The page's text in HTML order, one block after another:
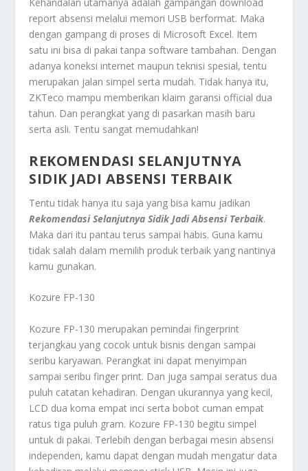
report absensi melalui memori USB berformat. Maka
dengan gampang di proses di Microsoft Excel. Item
satu ini bisa di pakai tanpa software tambahan. Dengan
adanya koneksi internet maupun teknisi spesial, tentu
merupakan jalan simpel serta mudah. Tidak hanya itu,
ZKTeco mampu memberikan klaim garansi official dua
tahun. Dan perangkat yang di pasarkan masih baru
serta asli. Tentu sangat memudahkan!
REKOMENDASI SELANJUTNYA
SIDIK JADI ABSENSI TERBAIK
Tentu tidak hanya itu saja yang bisa kamu jadikan
Rekomendasi Selanjutnya Sidik Jadi Absensi Terbaik.
Maka dari itu pantau terus sampai habis. Guna kamu
tidak salah dalam memilih produk terbaik yang nantinya
kamu gunakan.
Kozure FP-130
Kozure FP-130 merupakan pemindai fingerprint
terjangkau yang cocok untuk bisnis dengan sampai
seribu karyawan. Perangkat ini dapat menyimpan
sampai seribu finger print. Dan juga sampai seratus dua
puluh catatan kehadiran. Dengan ukurannya yang kecil,
LCD dua koma empat inci serta bobot cuman empat
ratus tiga puluh gram. Kozure FP-130 begitu simpel
untuk di pakai. Terlebih dengan berbagai mesin absensi
independen, kamu dapat dengan mudah mengatur data